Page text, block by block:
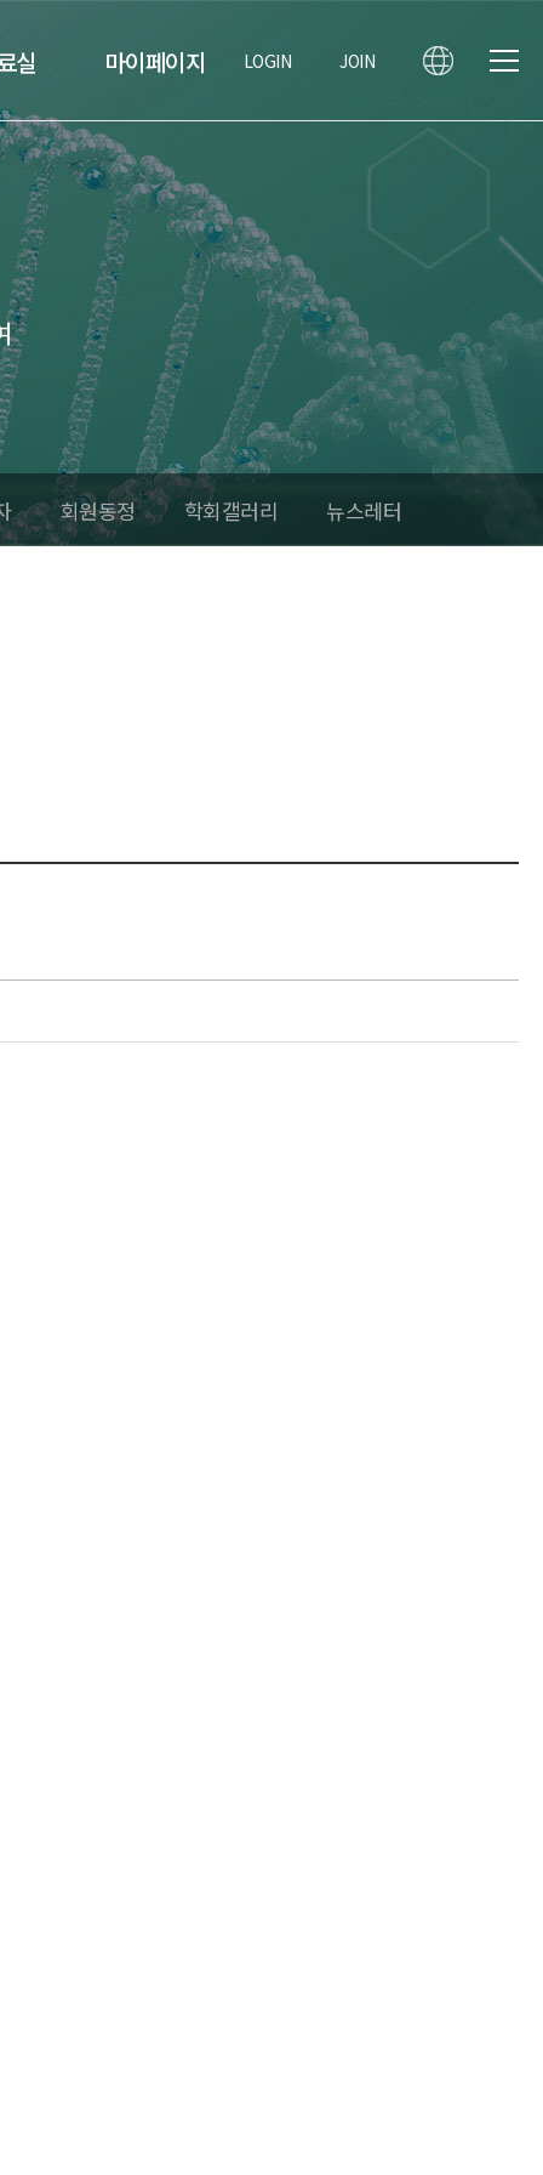
실 마이페이지 LOGIN JOIN
회원동정 학회갤러리 뉴스레터